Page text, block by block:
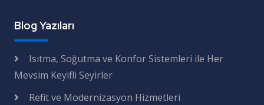
Blog Yazıları
Isıtma, Soğutma ve Konfor Sistemleri ile Her
Mevsim Keyifli Seyirler
Refit ve Modernizasyon Hizmetleri